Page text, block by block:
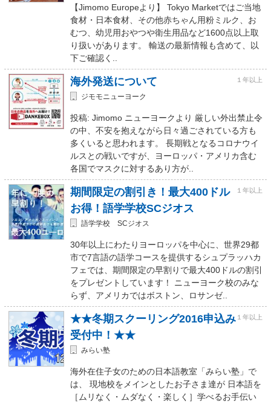
【Jimomo Europeより】 Tokyo Marketではご当地
食材・日本食材、その他赤ちゃん用粉ミルク、お
むつ、幼児用おやつや衛生用品など1600点以上取
り扱いがあります。 輸送の最新情報も含めて、以
下ご確認く..
海外発送について １年以上
ジモモニューヨーク
投稿: Jimomo ニューヨークより 厳しい外出禁止令
の中、不安を抱えながら日々過ごされている方も
多くいると思われます。 長期戦となるコロナウイ
ルスとの戦いですが、ヨーロッパ・アメリカ含む
各国でマスクに対するあり方が..
期間限定の割引き！最大400ドル
お得！語学学校SCジオス
１年以上
語学学校 SCジオス
30年以上にわたりヨーロッパを中心に、世界29都
市で7言語の語学コースを提供するシュプラッハカ
フェでは、期間限定の早割りで最大400ドルの割引
をプレゼントしています！ ニューヨーク校のみな
らず、アメリカではボストン、ロサンゼ..
★★冬期スクーリング2016申込み
受付中！★★
１年以上
みらい塾
海外在住子女のための日本語教室「みらい塾」で
は、 現地校をメインとしたお子さま達が 日本語を
［ムリなく・ムダなく・楽しく］学べるお手伝い